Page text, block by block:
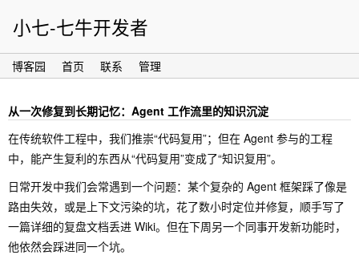
小七-七牛开发者
博客园 首页 联系 管理
从一次修复到长期记忆：Agent 工作流里的知识沉淀
在传统软件工程中，我们推崇“代码复用”；但在 Agent 参与的工程
中，能产生复利的东西从“代码复用”变成了“知识复用”。
日常开发中我们会常遇到一个问题：某个复杂的 Agent 框架踩了像是
路由失效，或是上下文污染的坑，花了数小时定位并修复，顺手写了
一篇详细的复盘文档丢进 Wiki。但在下周另一个同事开发新功能时，
他依然会踩进同一个坑。